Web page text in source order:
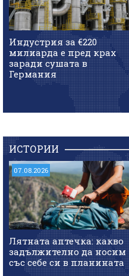
Индустрия за €220
милиарда е пред крах
заради сушата в
Германия
ИСТОРИИ
07.08.2026
Лятната аптечка: какво
задължително да носим
със себе си в планината